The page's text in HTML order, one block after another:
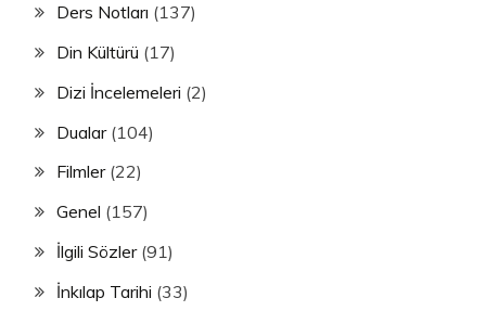
Ders Notları (137)
Din Kültürü (17)
Dizi İncelemeleri (2)
Dualar(104)
Filmler(22)
Genel (157)
İlgili Sözler(91)
İnkılap Tarihi (33)